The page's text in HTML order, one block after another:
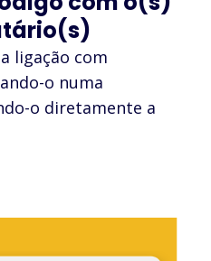
ligação com
o numa
o diretamente a